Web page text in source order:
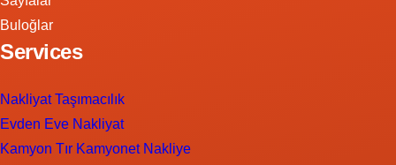
Buloğlar
Services
Nakliyat Taşımacılık
Evden Eve Nakliyat
Kamyon Tır Kamyonet Nakliye